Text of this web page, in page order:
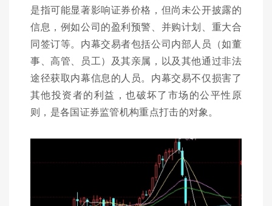
是指可能显著影响证券价格，但尚未公开披露的
信息，例如公司的盈利预警、并购计划、重大合
同签订等。内幕交易者包括公司内部人员（如董
事、高管、员工）及其亲属，以及其他通过非法
途径获取内幕信息的人员。内幕交易不仅损害了
其他投资者的利益，也破坏了市场的公平性原
则，是各国证券监管机构重点打击的对象。